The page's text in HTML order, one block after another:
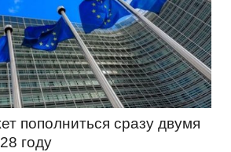
пополниться сразу двумя
году